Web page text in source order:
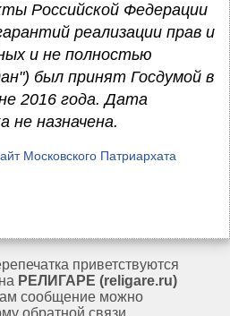
Российской Федерации
реализации прав и
и не полностью
был принят Госдумой в
2016 года. Дата
не назначена.
Московского Патриархата
приветствуются
РЕЛИГАРЕ (religare.ru)
сообщение можно
обратной связи